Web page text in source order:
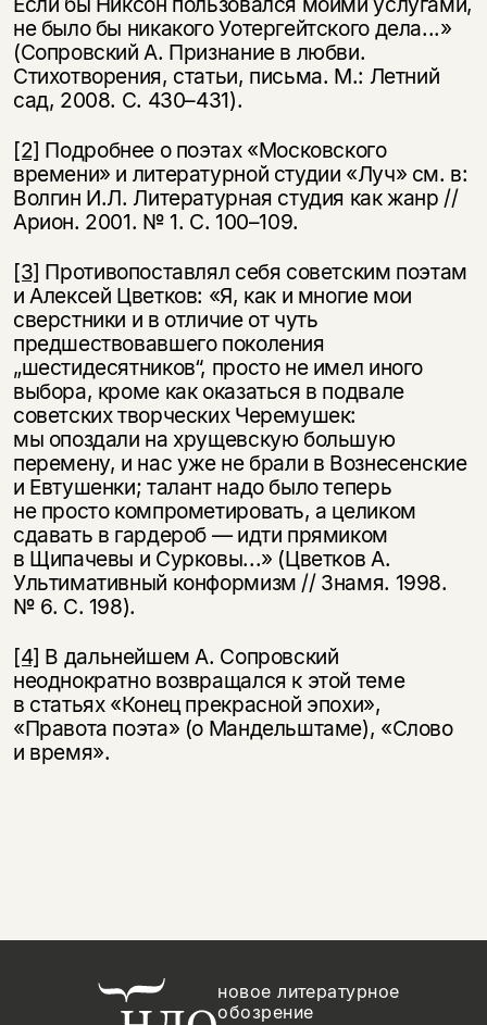
не было бы никакого Уотергейтского дела...»
(Сопровский А. Признание в любви.
Стихотворения, статьи, письма. М.: Летний
сад, 2008. С. 430–431).
[2] Подробнее о поэтах «Московского
времени» и литературной студии «Луч» см. в:
Вол­гин И.Л. Литературная студия как жанр //
Арион. 2001. № 1. С. 100–109.
[3] Противопоставлял себя советским поэтам
и Алексей Цветков: «Я, как и многие мои
сверстники и в отличие от чуть
предшествовавшего поколения
„шестидесятников“, просто не имел иного
выбора, кроме как оказаться в подвале
советских творческих Черемушек:
мы опоздали на хрущевскую большую
перемену, и нас уже не брали в Вознесенские
и Евтушенки; талант надо было теперь
не просто компрометировать, а целиком
сдавать в гардероб — идти прямиком
в Щипачевы и Сурковы...» (Цветков А.
Ультимативный конформизм // Знамя. 1998.
№ 6. C. 198).
[4] В дальнейшем А. Сопровский
неоднократно возвращался к этой теме
в статьях «Конец прекрасной эпохи»,
«Правота поэта» (о Мандельштаме), «Слово
и время».
новое литературное
обозрение